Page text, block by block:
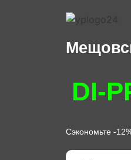
DI-
Сэкономьте -